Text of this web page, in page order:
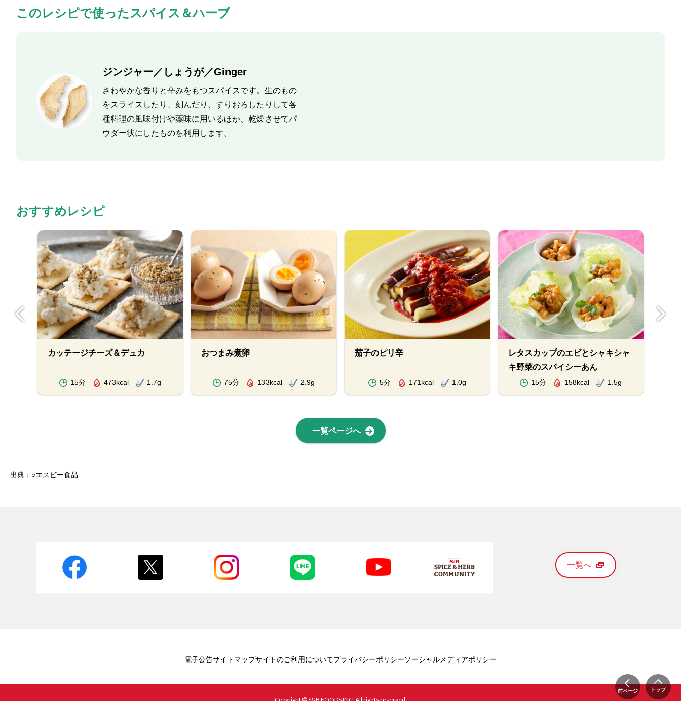
このレシピで使ったスパイス＆ハーブ
ジンジャー／しょうが／Ginger
さわやかな香りと辛みをもつスパイスです。生のもの
をスライスしたり、刻んだり、すりおろしたりして各
種料理の風味付けや薬味に用いるほか、乾燥させてパ
ウダー状にしたものを利用します。
おすすめレシピ
カッテージチーズ＆デュカ
15分 473kcal 1.7g
おつまみ煮卵
75分 133kcal 2.9g
茄子のピリ辛
5分 171kcal 1.0g
レタスカップのエビとシャキシャ
キ野菜のスパイシーあん
15分 158kcal 1.5g
一覧ページへ
出典：○エスビー食品
前ページ トップ
一覧へ
電子公告サイトマップサイトのご利用についてプライバシーポリシーソーシャルメディアポリシー